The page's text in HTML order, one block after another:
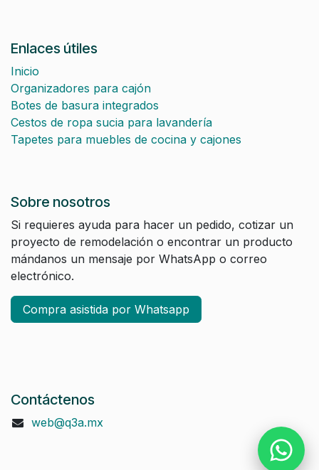
Enlaces útiles
Inicio
Organizadores para cajón
Botes de basura integrados
Cestos de ropa sucia para lavandería
Tapetes para muebles de cocina y cajones
Sobre nosotros
Si requieres ayuda para hacer un pedido, cotizar un
proyecto de remodelación o encontrar un producto
mándanos un mensaje por WhatsApp o correo
electrónico.
Compra asistida por Whatsapp
Contáctenos
web@q3a.mx